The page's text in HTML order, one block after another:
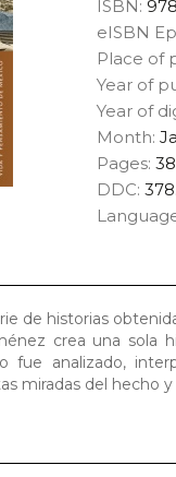
ISBN:
eISBN
Place of
Year of
Year of
Month:
Pages:
DDC:
de historias
crea una
fue analizado,
miradas del hecho